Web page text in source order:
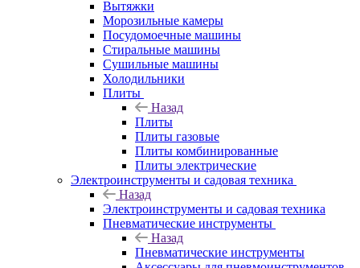
Вытяжки
Морозильные камеры
Посудомоечные машины
Стиральные машины
Сушильные машины
Холодильники
Плиты
Назад
Плиты
Плиты газовые
Плиты комбинированные
Плиты электрические
Электроинструменты и садовая техника
Назад
Электроинструменты и садовая техника
Пневматические инструменты
Назад
Пневматические инструменты